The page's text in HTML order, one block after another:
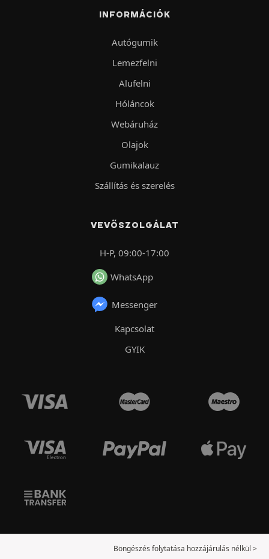
INFORMÁCIÓK
Autógumik
Lemezfelni
Alufelni
Hóláncok
Webáruház
Olajok
Gumikalauz
Szállítás és szerelés
VEVŐSZOLGÁLAT
H-P, 09:00-17:00
WhatsApp
Messenger
Kapcsolat
GYIK
Böngészés folytatása hozzájárulás nélkül >